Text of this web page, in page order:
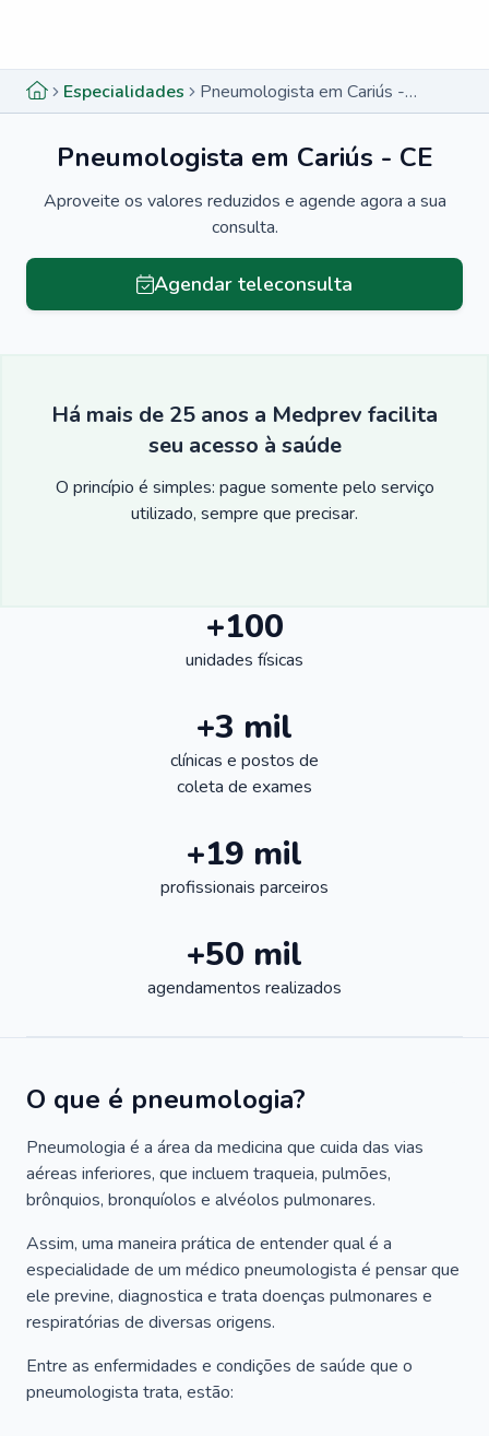
Especialidades Pneumologista em Cariús - CE
Pneumologista em Cariús - CE
Aproveite os valores reduzidos e agende agora a sua
consulta.
Agendar teleconsulta
Há mais de 25 anos a Medprev facilita
seu acesso à saúde
O princípio é simples: pague somente pelo serviço
utilizado, sempre que precisar.
+100
unidades físicas
+3 mil
clínicas e postos de
coleta de exames
+19 mil
profissionais parceiros
+50 mil
agendamentos realizados
O que é pneumologia?
Pneumologia é a área da medicina que cuida das vias
aéreas inferiores, que incluem traqueia, pulmões,
brônquios, bronquíolos e alvéolos pulmonares.
Assim, uma maneira prática de entender qual é a
especialidade de um médico pneumologista é pensar que
ele previne, diagnostica e trata doenças pulmonares e
respiratórias de diversas origens.
Entre as enfermidades e condições de saúde que o
pneumologista trata, estão: